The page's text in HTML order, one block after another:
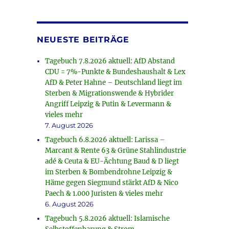
NEUESTE BEITRÄGE
Tagebuch 7.8.2026 aktuell: AfD Abstand
CDU = 7%-Punkte & Bundeshaushalt & Lex
AfD & Peter Hahne – Deutschland liegt im
Sterben & Migrationswende & Hybrider
Angriff Leipzig & Putin & Levermann &
vieles mehr
7. August 2026
Tagebuch 6.8.2026 aktuell: Larissa –
Marcant & Rente 63 & Grüne Stahlindustrie
adé & Ceuta & EU-Ächtung Baud & D liegt
im Sterben & Bombendrohne Leipzig &
Häme gegen Siegmund stärkt AfD & Nico
Paech & 1.000 Juristen & vieles mehr
6. August 2026
Tagebuch 5.8.2026 aktuell: Islamische